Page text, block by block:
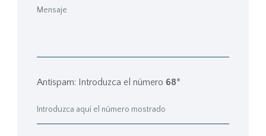
Antispam: Introduzca el número 68*